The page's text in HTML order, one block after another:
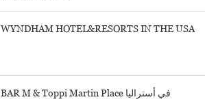
WYNDHAM HOTEL&RESORTS IN THE USA
BAR M & Toppi Martin Place في أستراليا